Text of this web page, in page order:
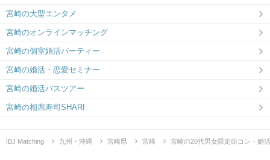
宮崎の大型エンタメ
宮崎のオンラインマッチング
宮崎の個室婚活パーティー
宮崎の婚活・恋愛セミナー
宮崎の婚活バスツアー
宮崎の相席寿司SHARI
IBJ Matching 九州・沖縄 宮崎県 宮崎 宮崎の20代男女限定街コン・婚